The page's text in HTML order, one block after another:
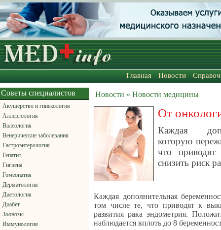
Главная Новости
Советы специалистов
Акушерство и гинекология
Аллергология
Валеология
Венерические заболевания
Гастроэнтерология
Гепатит
Гигиена
Гомеопатия
Дерматология
Диетология
Диабет
Зоонозы
Иммунология
Новости » Новости медицины
От
Каждая
которую
что
снизить риск
Каждая дополнительная
том числе те, что приводят к
развития рака эндометрия.
наблюдается вплоть до 8